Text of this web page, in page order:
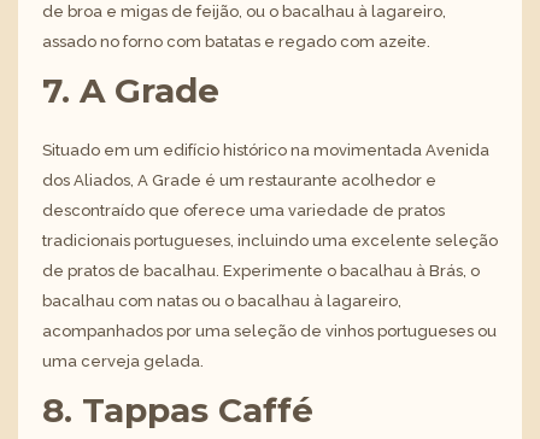
de broa e migas de feijão, ou o bacalhau à lagareiro,
assado no forno com batatas e regado com azeite.
7. A Grade
Situado em um edifício histórico na movimentada Avenida
dos Aliados, A Grade é um restaurante acolhedor e
descontraído que oferece uma variedade de pratos
tradicionais portugueses, incluindo uma excelente seleção
de pratos de bacalhau. Experimente o bacalhau à Brás, o
bacalhau com natas ou o bacalhau à lagareiro,
acompanhados por uma seleção de vinhos portugueses ou
uma cerveja gelada.
8. Tappas Caffé